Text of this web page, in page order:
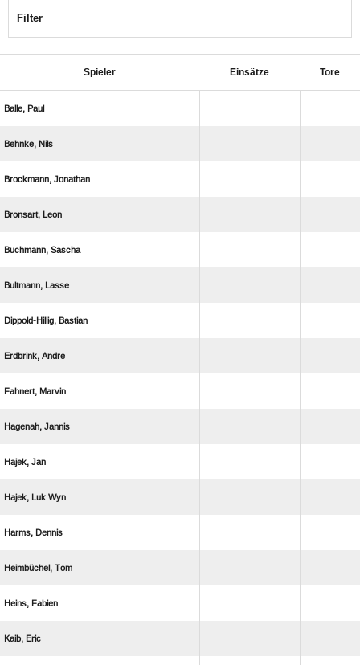
Filter
Spieler Einsätze Tore
 
 
 
 
 
 
 
 
 
 
 
  
 
 
 
 